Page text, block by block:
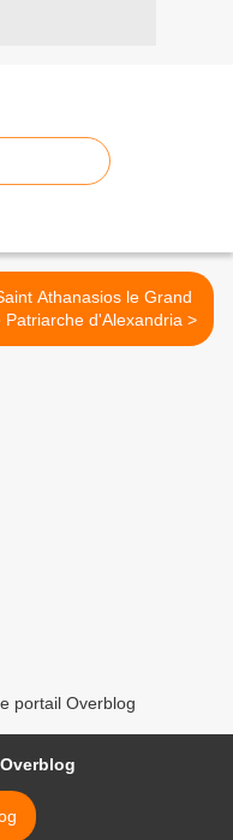
Athanasios le Grand
le Patriarche d'Alexandria >
portail Overblog